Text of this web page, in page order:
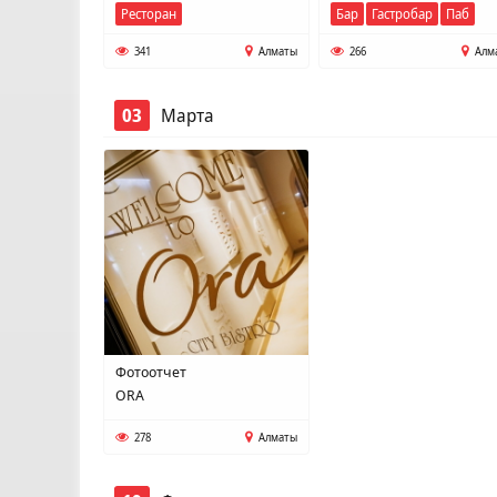
Ресторан
341 Алматы
Бар Гастробар Паб
266
03 Марта
Фотоотчет
ORA
278 Алматы